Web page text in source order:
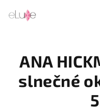
ANA
slnečné